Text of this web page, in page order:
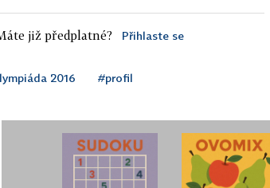
již předplatné? Přihlaste se
2016 #profil